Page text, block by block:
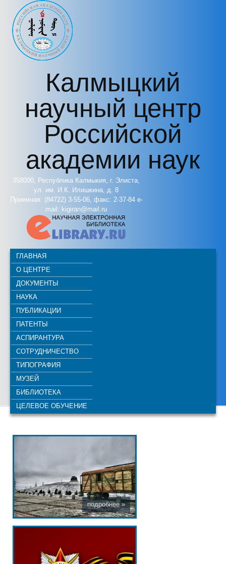
Перейти к основному содержанию
Калмыцкий
научный центр
Российской
академии наук
358000, Республика Калмыкия, г. Элиста,
ул. им. И.К. Илишкина, д. 8
Приемная: (84722) 3-55-06, факс: 2-37-84 e-
mail: kigiran@mail.ru
ГЛАВНАЯ
О ЦЕНТРЕ
ДОКУМЕНТЫ
НАУКА
ПУБЛИКАЦИИ
ПАТЕНТЫ
АСПИРАНТУРА
СОТРУДНИЧЕСТВО
ТИПОГРАФИЯ
МУЗЕЙ
БИБЛИОТЕКА
ЦЕЛЕВОЕ ОБУЧЕНИЕ